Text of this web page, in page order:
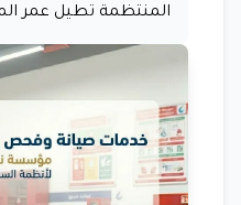
المنتظمة تطيل عمر